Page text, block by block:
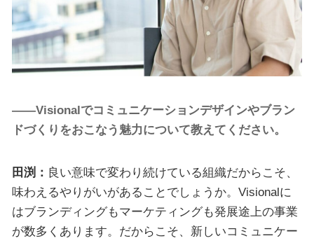
――Visionalでコミュニケーションデザインやブラン
ドづくりをおこなう魅力について教えてください。
田渕： 良い意味で変わり続けている組織だからこそ、
味わえるやりがいがあることでしょうか。Visionalに
はブランディングもマーケティングも発展途上の事業
が数多くあります。だからこそ、新しいコミュニケー